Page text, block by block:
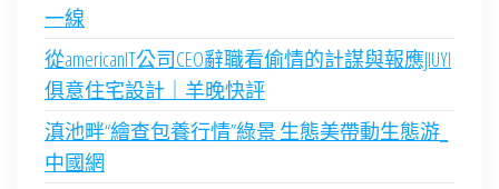
一線
從americanIT公司CEO辭職看偷情的計謀與報應JIUYI
俱意住宅設計｜羊晚快評
滇池畔“繪查包養行情”綠景 生態美帶動生態游_
中國網